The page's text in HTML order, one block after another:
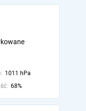
1011 hPa
68%